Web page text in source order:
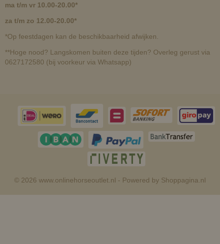
ma t/m vr 10.00-20.00*
za t/m zo 12.00-20.00*
*Op feestdagen kan de beschikbaarheid afwijken.
**Hoge nood? Langskomen buiten deze tijden? Overleg gerust via
0627172580 (bij voorkeur via Whatsapp)
© 2026 www.onlinehorseoutlet.nl - Powered by Shoppagina.nl